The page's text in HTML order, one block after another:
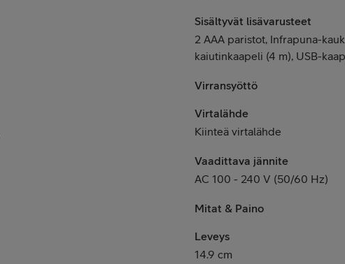
Sisältyvät lisävarusteet
2 AAA paristot, Infrapuna-
kaiutinkaapeli (4 m), USB-
Virransyöttö
Virtalähde
Kiinteä virtalähde
Vaadittava jännite
AC 100 - 240 V (50/60 Hz)
Mitat & Paino
Leveys
14.9 cm